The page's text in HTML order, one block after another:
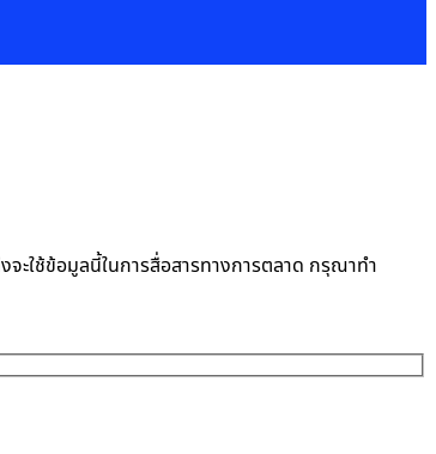
ะใช้ข้อมูลนี้ในการสื่อสารทางการตลาด กรุณาทำ